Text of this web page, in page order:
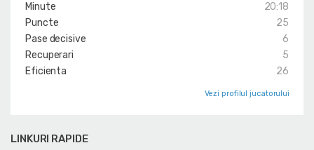
Minute
20:18
Puncte
25
Pase decisive
6
Recuperari
5
Eficienta
26
Vezi profilul jucatorului
LINKURI RAPIDE